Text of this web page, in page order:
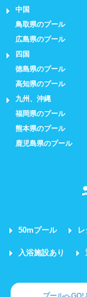
中国
鳥取県のプール
広島県のプール
四国
徳島県のプール
高知県のプール
九州、沖縄
福岡県のプール
熊本県のプール
鹿児島県のプール
50mプール
入浴施設あり